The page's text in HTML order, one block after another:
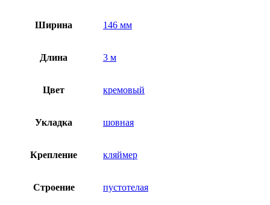
Ширина 146 мм
Длина 3 м
Цвет кремовый
Укладка шовная
Крепление кляймер
Строение пустотелая